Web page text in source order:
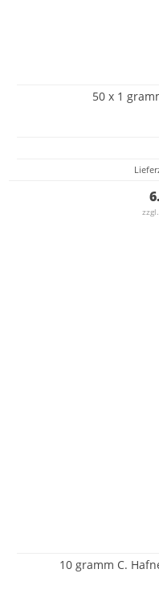
50 x 1
zzgl.
10 gramm C.